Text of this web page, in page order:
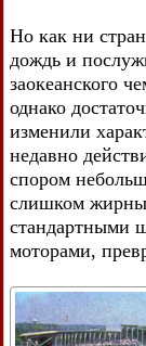
Но как ни
дождь и
заокеанского
однако
изменили
недавно
спором
слишком
стандартными
моторами,